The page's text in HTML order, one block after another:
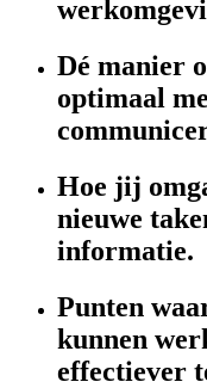
Dé manier
optimaal
Hoe jij
nieuwe
informatie.
Punten
kunnen
effectiever